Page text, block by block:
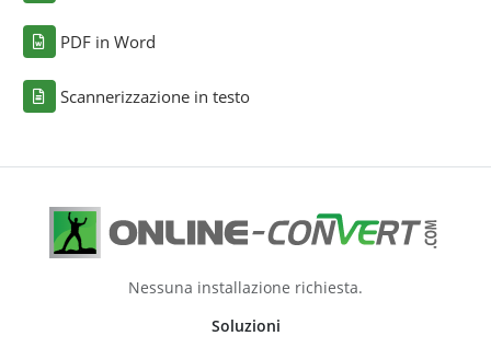
PDF in Word
Scannerizzazione in testo
Nessuna installazione richiesta.
Soluzioni